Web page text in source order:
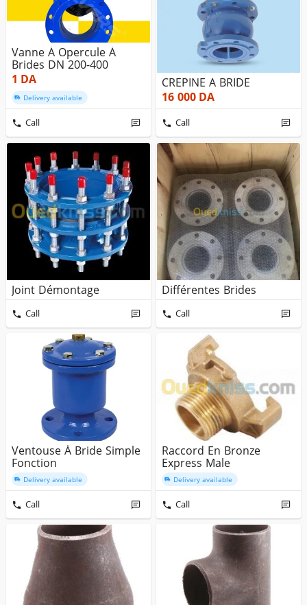
Vanne À Opercule À
Brides DN 200-400
1 DA
Delivery available
Call
CREPINE A BRIDE
16 000DA
Call
Joint Démontage
Call
Différentes Brides
Call
Ventouse À Bride Simple
Fonction
Delivery available
Call
Raccord En Bronze
Express Male
Delivery available
Call